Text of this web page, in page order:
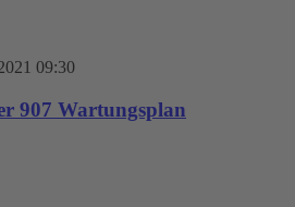
09:30
907 Wartungsplan